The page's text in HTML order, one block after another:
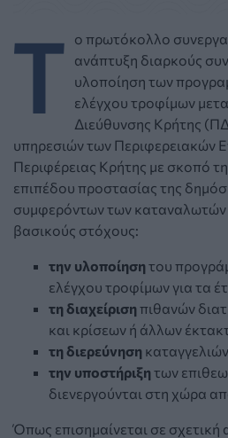
Τ
ο πρωτόκολλο
ανάπτυξη διαρκούς
υλοποίηση των
ελέγχου τροφίμων
Διεύθυνσης Κρήτης
υπηρεσιών των Περιφερειακών
Περιφέρειας Κρήτης με σκοπό
επιπέδου προστασίας της
συμφερόντων των καταναλωτών
βασικούς στόχους:
την υλοποίησητου
ελέγχου τροφίμων για τα
τη διαχείρισηπιθανών
και κρίσεων ή άλλων
τη διερεύνηση
την υποστήριξητων
διενεργούνται στη χώρα
Όπως επισημαίνεται σε